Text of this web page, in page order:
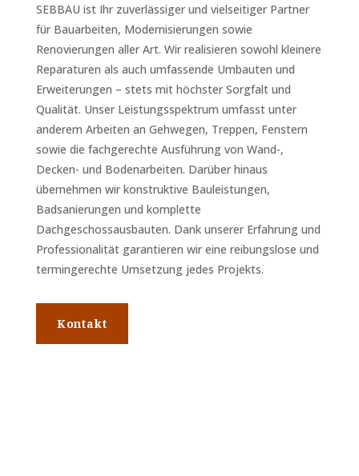
SEBBAU ist Ihr zuverlässiger und vielseitiger Partner
für Bauarbeiten, Modernisierungen sowie
Renovierungen aller Art. Wir realisieren sowohl kleinere
Reparaturen als auch umfassende Umbauten und
Erweiterungen – stets mit höchster Sorgfalt und
Qualität. Unser Leistungsspektrum umfasst unter
anderem Arbeiten an Gehwegen, Treppen, Fenstern
sowie die fachgerechte Ausführung von Wand-,
Decken- und Bodenarbeiten. Darüber hinaus
übernehmen wir konstruktive Bauleistungen,
Badsanierungen und komplette
Dachgeschossausbauten. Dank unserer Erfahrung und
Professionalität garantieren wir eine reibungslose und
termingerechte Umsetzung jedes Projekts.
Kontakt